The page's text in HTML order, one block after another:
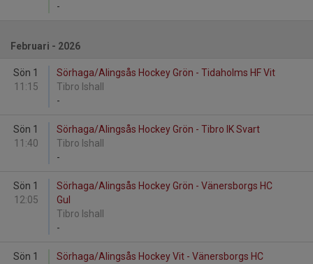
-
Februari - 2026
Sön 1
11:15
Sörhaga/Alingsås Hockey Grön - Tidaholms HF Vit
Tibro Ishall
-
Sön 1
11:40
Sörhaga/Alingsås Hockey Grön - Tibro IK Svart
Tibro Ishall
-
Sön 1
12:05
Sörhaga/Alingsås Hockey Grön - Vänersborgs HC
Gul
Tibro Ishall
-
Sön 1
Sörhaga/Alingsås Hockey Vit - Vänersborgs HC